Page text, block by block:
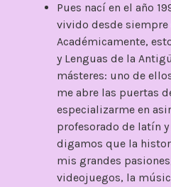
Pues nací en el año
vivido desde siempre
Académicamente,
y Lenguas de la
másteres: uno de
me abre las puertas
especializarme en
profesorado de latín
digamos que la
mis grandes
videojuegos, la